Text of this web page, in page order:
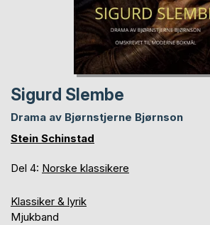
Sigurd Slembe
Drama av Bjørnstjerne Bjørnson
Stein Schinstad
Del 4: Norske klassikere
Klassiker & lyrik
Mjukband